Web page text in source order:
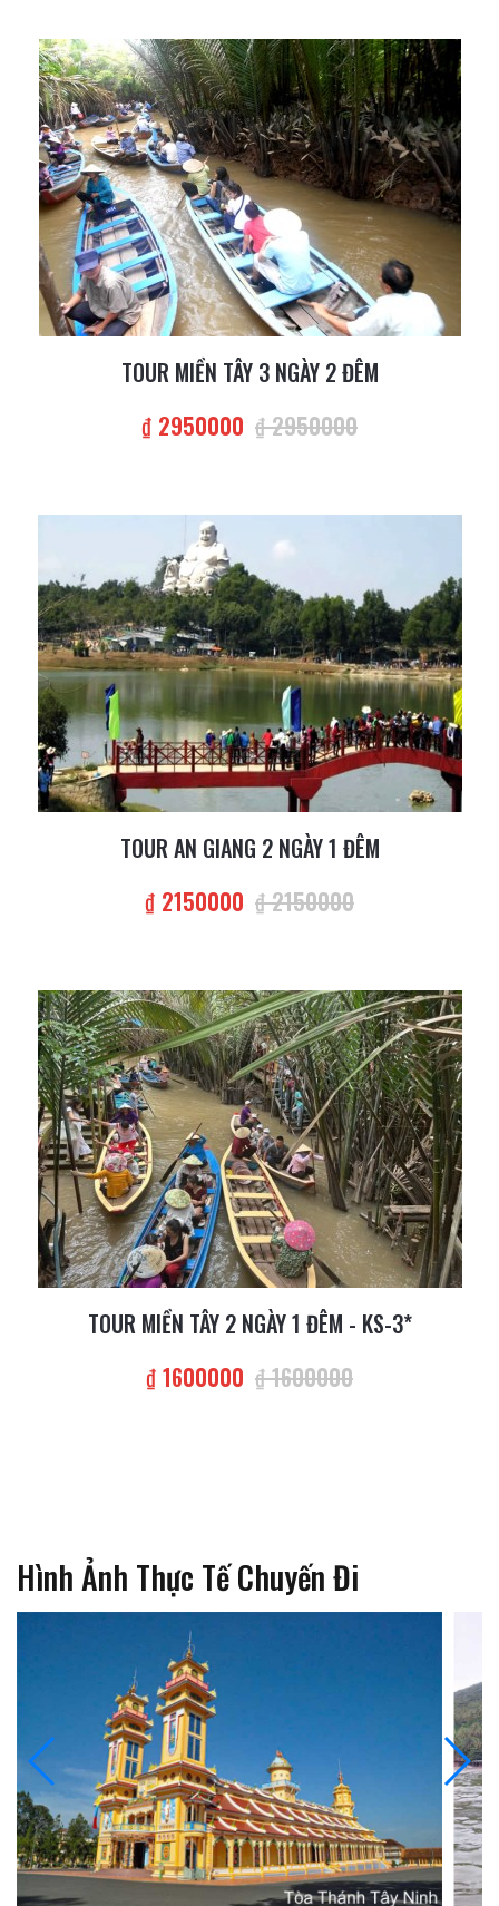
TOUR MIỀN TÂY 3 NGÀY 2 ĐÊM
₫ 2950000 ₫ 2950000
TOUR AN GIANG 2 NGÀY 1 ĐÊM
₫ 2150000 ₫ 2150000
TOUR MIỀN TÂY 2 NGÀY 1 ĐÊM - KS-3*
₫ 1600000 ₫ 1600000
Hình Ảnh Thực Tế Chuyến Đi